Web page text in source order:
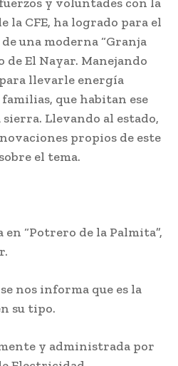
la CFE, ha logrado para el
una moderna “Granja
de El Nayar. Manejando
llevarle energía
que habitan ese
Llevando al estado,
propios de este
el tema.
en “Potrero de la Palmita”,
nos informa que es la
su tipo.
y administrada por